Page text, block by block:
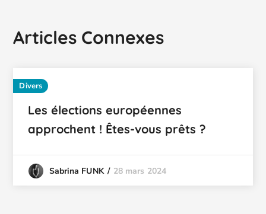
Articles Connexes
Divers
Les élections européennes
approchent ! Êtes-vous prêts ?
Sabrina FUNK 28 mars 2024